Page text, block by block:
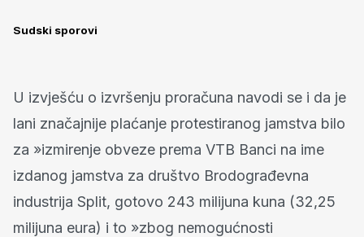
Sudski sporovi
U izvješću o izvršenju proračuna navodi se i da je
lani značajnije plaćanje protestiranog jamstva bilo
za »izmirenje obveze prema VTB Banci na ime
izdanog jamstva za društvo Brodograđevna
industrija Split, gotovo 243 milijuna kuna (32,25
milijuna eura) i to »zbog nemogućnosti